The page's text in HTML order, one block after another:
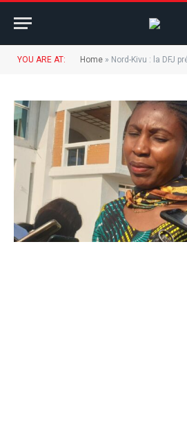
YOU ARE AT: Home » Nord-Kivu : la DFJ présente les résultats du projet de réforme